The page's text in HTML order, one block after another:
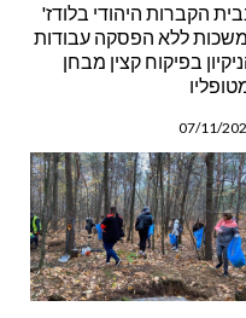
הקברות היהודי בלודז'
ללא הפסקה עבודות
בפיקוח קצין מבחן
07/11/